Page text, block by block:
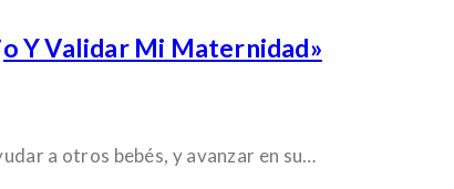
Y Validar Mi Maternidad»
a otros bebés, y avanzar en su…